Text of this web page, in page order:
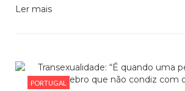
Ler mais
PORTUGAL